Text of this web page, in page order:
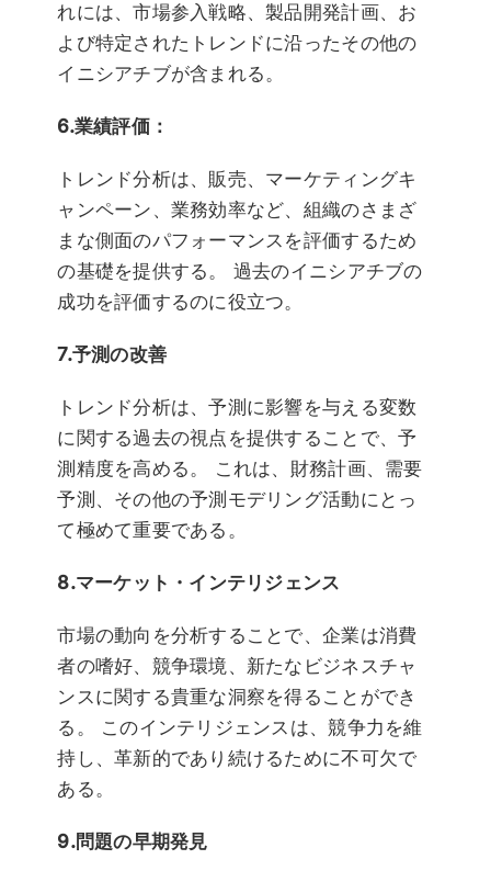
れには、市場参入戦略、製品開発計画、お
よび特定されたトレンドに沿ったその他の
イニシアチブが含まれる。
6.業績評価：
トレンド分析は、販売、マーケティングキ
ャンペーン、業務効率など、組織のさまざ
まな側面のパフォーマンスを評価するため
の基礎を提供する。 過去のイニシアチブの
成功を評価するのに役立つ。
7.予測の改善
トレンド分析は、予測に影響を与える変数
に関する過去の視点を提供することで、予
測精度を高める。 これは、財務計画、需要
予測、その他の予測モデリング活動にとっ
て極めて重要である。
8.マーケット・インテリジェンス
市場の動向を分析することで、企業は消費
者の嗜好、競争環境、新たなビジネスチャ
ンスに関する貴重な洞察を得ることができ
る。 このインテリジェンスは、競争力を維
持し、革新的であり続けるために不可欠で
ある。
9.問題の早期発見